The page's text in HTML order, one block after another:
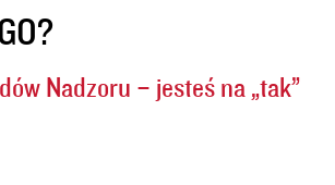
Nadzoru – jesteś na „tak”